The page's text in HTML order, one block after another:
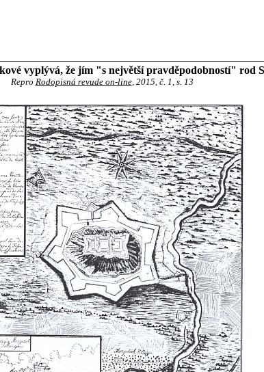
vyplývá, že jím "s největší pravděpodobností" rod
Repro Rodopisná revude on-line, 2015, č. 1, s. 13